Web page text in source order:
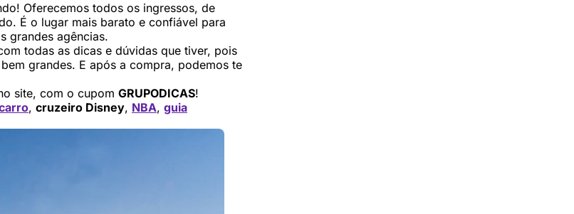
Oferecemos todos os ingressos, de
É o lugar mais barato e confiável para
grandes agências.
todas as dicas e dúvidas que tiver, pois
grandes. E após a compra, podemos te
site, com o cupom GRUPODICAS!
, cruzeiro Disney, NBA, guia